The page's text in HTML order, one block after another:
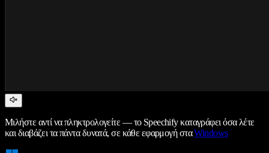
Μιλήστε αντί να πληκτρολογείτε — το Speechify καταγράφει όσα λέτε
και διαβάζει τα πάντα δυνατά, σε κάθε εφαρμογή σταWindows